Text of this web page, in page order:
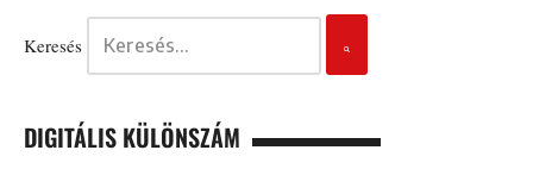
Keresés
DIGITÁLIS KÜLÖNSZÁM